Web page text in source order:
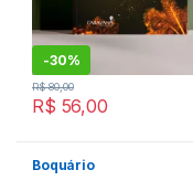
-30%
R$ 56,00
R$80,00
Boquário